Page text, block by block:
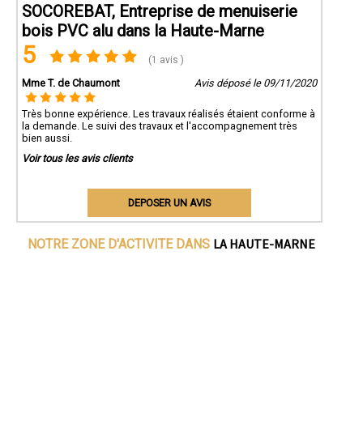
SOCOREBAT, Entreprise de menuiserie
bois PVC alu dans la Haute-Marne
5 (1 avis )
Mme T. de Chaumont Avis déposé le 09/11/2020
Très bonne expérience. Les travaux réalisés étaient conforme à
la demande. Le suivi des travaux et l'accompagnement très
bien aussi.
Voir tous les avis clients
DEPOSER UN AVIS
NOTRE ZONE D'ACTIVITE DANS LA HAUTE-MARNE